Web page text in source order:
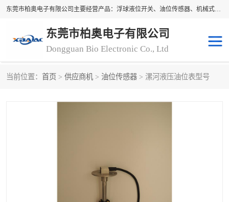
东莞市柏奥电子有限公司主要经营产品：浮球液位开关、油位传感器、机械式油表、浮球液位计、水位控制浮球阀、料位开关，水流开关、油水位控制配套仪表等。柏奥电子，您可信赖的合作伙伴
东莞市柏奥电子有限公司
Dongguan Bio Electronic Co., Ltd
当前位置： 首页 > 供应商机 > 油位传感器 > 漯河液压油位表型号
转速表